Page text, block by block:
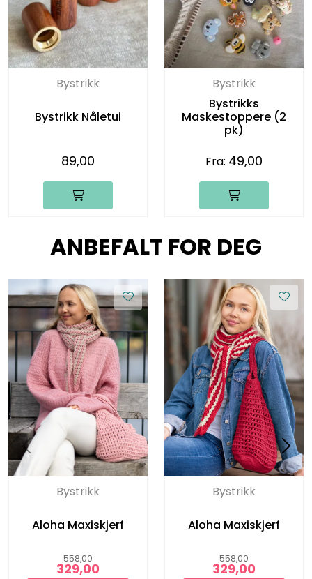
Bystrikk
Bystrikk Nåletui
89,00
Bystrikk
Bystrikks
Maskestoppere (2
pk)
Fra: 49,00
ANBEFALT FOR DEG
Bystrikk
Aloha Maxiskjerf
558,00
329,00
Bystrikk
Aloha Maxiskjerf
558,00
329,00